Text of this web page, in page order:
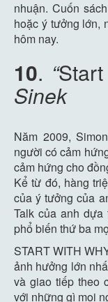
nhuận. Cuốn
hoặc ý tưởng lớn,
hôm nay.
10. “
Sinek
Năm 2009,
người có cảm
cảm hứng cho
Kể từ đó, hàng
của ý tưởng của
Talk của anh dựa
phổ biến thứ ba
START WITH
ảnh hưởng lớn
và giao tiếp theo
với những gì mọi